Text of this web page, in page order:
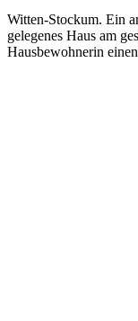
Witten-Stockum. Ein
gelegenes Haus am
Hausbewohnerin